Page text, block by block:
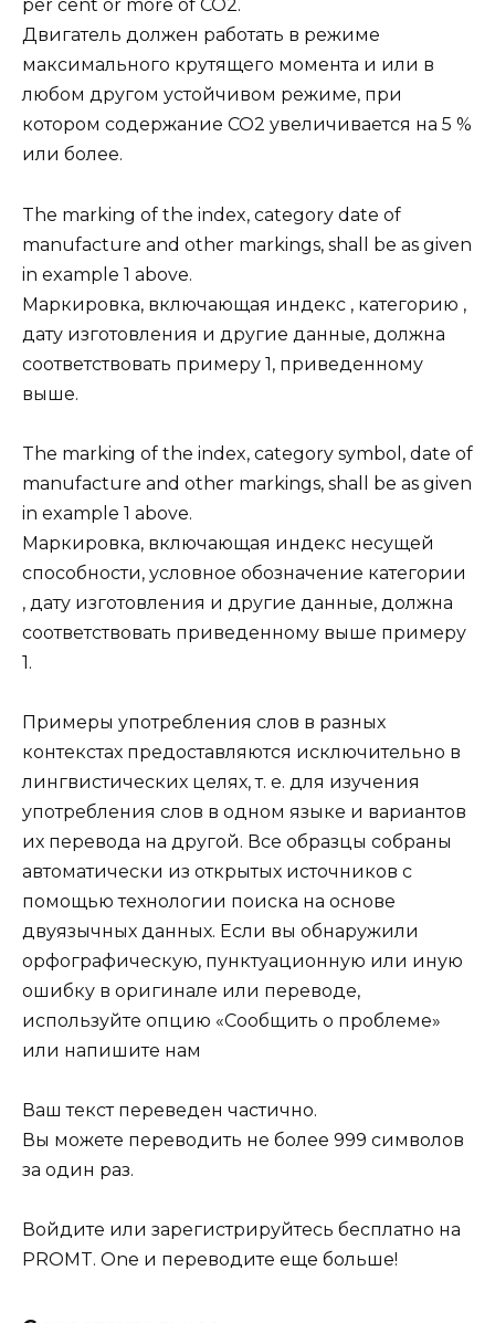
per cent or more of CO2.
Двигатель должен работать в режиме
максимального крутящего момента и или в
любом другом устойчивом режиме, при
котором содержание CO2 увеличивается на 5 %
или более.
The marking of the index, category date of
manufacture and other markings, shall be as given
in example 1 above.
Маркировка, включающая индекс , категорию ,
дату изготовления и другие данные, должна
соответствовать примеру 1, приведенному
выше.
The marking of the index, category symbol, date of
manufacture and other markings, shall be as given
in example 1 above.
Маркировка, включающая индекс несущей
способности, условное обозначение категории
, дату изготовления и другие данные, должна
соответствовать приведенному выше примеру
1.
Примеры употребления слов в разных
контекстах предоставляются исключительно в
лингвистических целях, т. е. для изучения
употребления слов в одном языке и вариантов
их перевода на другой. Все образцы собраны
автоматически из открытых источников с
помощью технологии поиска на основе
двуязычных данных. Если вы обнаружили
орфографическую, пунктуационную или иную
ошибку в оригинале или переводе,
используйте опцию «Сообщить о проблеме»
или напишите нам
Ваш текст переведен частично.
Вы можете переводить не более 999 символов
за один раз.
Войдите или зарегистрируйтесь бесплатно на
PROMT. One и переводите еще больше!